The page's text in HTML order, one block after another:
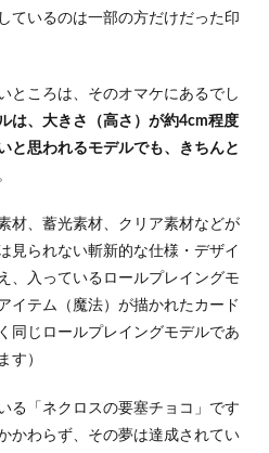
ているのは一部の方だけだった印
ところは、そのオマケにあるでし
は、大きさ（高さ）が約4cm程度
と思われるモデルでも、きちんと
材、蓄光素材、クリア素材などが
見られない斬新的な仕様・デザイ
、入っているロールプレイングモ
イテム（魔法）が描かれたカード
同じロールプレイングモデルであ
す）
る「ネクロスの要塞チョコ」です
かわらず、その夢は達成されてい